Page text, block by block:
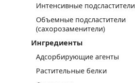
Интенсивные подсластители
Объемные подсластители
(сахорозаменители)
Ингредиенты
Адсорбирующие агенты
Растительные белки